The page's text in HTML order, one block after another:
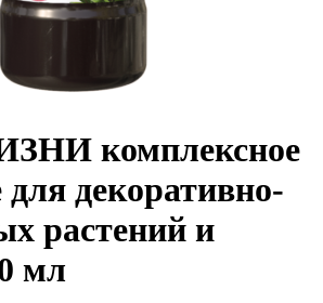
комплексное
для декоративно-
растений и
мл